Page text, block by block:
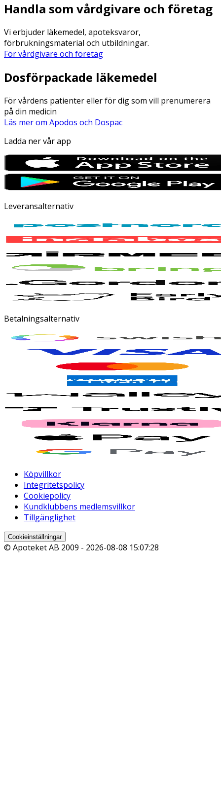
Handla som vårdgivare och företag
Vi erbjuder läkemedel, apoteksvaror,
förbrukningsmaterial och utbildningar.
För vårdgivare och företag
Dosförpackade läkemedel
För vårdens patienter eller för dig som vill prenumerera
på din medicin
Läs mer om Apodos och Dospac
Ladda ner vår app
Leveransalternativ
Betalningsalternativ
Köpvillkor
Integritetspolicy
Cookiepolicy
Kundklubbens medlemsvillkor
Tillgänglighet
Cookieinställningar
© Apoteket AB 2009 - 2026-08-08 15:07:28